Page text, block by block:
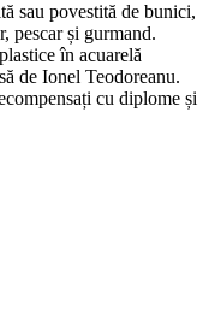
sau povestită de bunici,
pescar și gurmand.
în acuarelă
de Ionel Teodoreanu.
cu diplome și